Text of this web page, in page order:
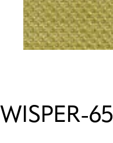
WISPER-65